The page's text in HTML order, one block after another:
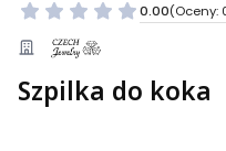
0.00(Oceny:
Szpilka do koka